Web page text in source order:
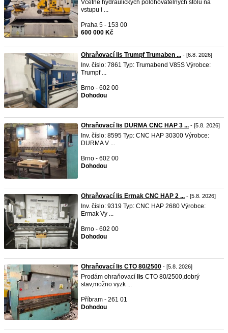
Včetně hydraulických polohovatelných stolů na
vstupu i ...
Praha 5 - 153 00
600 000 Kč
Ohraňovací lis Trumpf Trumaben ... - [6.8. 2026]
Inv. číslo: 7861 Typ: Trumabend V85S Výrobce:
Trumpf ...
Brno - 602 00
Dohodou
Ohraňovací lis DURMA CNC HAP 3 ... - [5.8. 2026]
Inv. číslo: 8595 Typ: CNC HAP 30300 Výrobce:
DURMA V ...
Brno - 602 00
Dohodou
Ohraňovací lis Ermak CNC HAP 2 ... - [5.8. 2026]
Inv. číslo: 9319 Typ: CNC HAP 2680 Výrobce:
Ermak Vy ...
Brno - 602 00
Dohodou
Ohraňovací lis CTO 80/2500 - [5.8. 2026]
Prodám ohraňovací lis CTO 80/2500,dobrý
stav,možno vyzk ...
Příbram - 261 01
Dohodou